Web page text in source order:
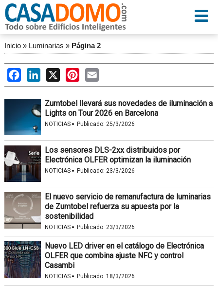
Inicio» Luminarias » Página 2
FacebookLinkedIn
X PinterestEmail
Zumtobel llevará sus novedades de iluminación a
Lights on Tour 2026 en Barcelona
NOTICIAS · Publicado: 25/3/2026
Los sensores DLS-2xx distribuidos por
Electrónica OLFER optimizan la iluminación
NOTICIAS · Publicado: 23/3/2026
El nuevo servicio de remanufactura de luminarias
de Zumtobel refuerza su apuesta por la
sostenibilidad
NOTICIAS · Publicado: 23/3/2026
Nuevo LED driver en el catálogo de Electrónica
OLFER que combina ajuste NFC y control
Casambi
NOTICIAS · Publicado: 18/3/2026